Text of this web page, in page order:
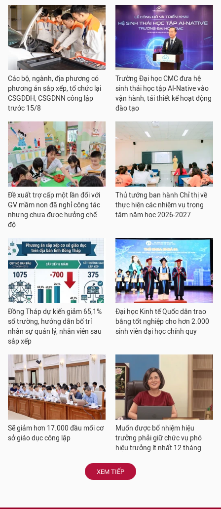
Các bộ, ngành, địa phương có
phương án sắp xếp, tổ chức lại
CSGDĐH, CSGDNN công lập
trước 15/8
Trường Đại học CMC đưa hệ
sinh thái học tập AI-Native vào
vận hành, tái thiết kế hoạt động
đào tạo
Đề xuất trợ cấp một lần đối với
GV mầm non đã nghỉ công tác
nhưng chưa được hưởng chế
độ
Thủ tướng ban hành Chỉ thị về
thực hiện các nhiệm vụ trọng
tâm năm học 2026-2027
Đồng Tháp dự kiến giảm 65,1%
số trường, hướng dẫn bố trí
nhân sự quản lý, nhân viên sau
sắp xếp
Đại học Kinh tế Quốc dân trao
bằng tốt nghiệp cho hơn 2.000
sinh viên đại học chính quy
Sẽ giảm hơn 17.000 đầu mối cơ
sở giáo dục công lập
Muốn được bổ nhiệm hiệu
trưởng phải giữ chức vụ phó
hiệu trưởng ít nhất 12 tháng
XEM TIẾP